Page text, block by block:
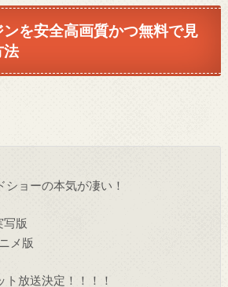
ンを安全高画質かつ無料で見
法
ショーの本気が凄い！
写版
メ版
ト放送決定！！！！